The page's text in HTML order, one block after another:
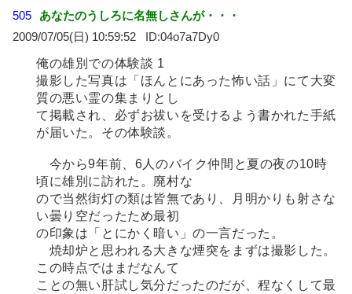
505
あなたのうしろに名無しさんが・・・
2009/07/05(日) 10:59:52
04o7a7Dy0
俺の雄別での体験談 1
撮影した写真は「ほんとにあった怖い話」にて大変
質の悪い霊の集まりとし
て掲載され、必ずお祓いを受けるよう書かれた手紙
が届いた。その体験談。
今から9年前、6人のバイク仲間と夏の夜の10時
頃に雄別に訪れた。廃村な
ので当然街灯の類は皆無であり、月明かりも射さな
い曇り空だったため最初
の印象は「とにかく暗い」の一言だった。
焼却炉と思われる大きな煙突をまずは撮影した。
この時点ではまだなんて
ことの無い肝試し気分だったのだが、程なくして最